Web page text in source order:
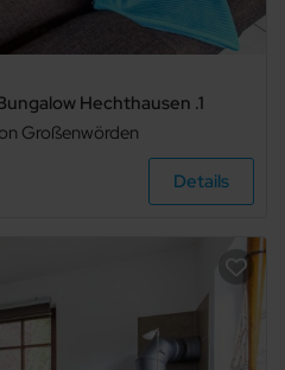
Hechthausen .1
Großenwörden
Details